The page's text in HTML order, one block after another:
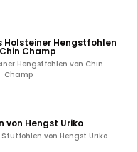
Holsteiner Hengstfohlen
Champ
Hengstfohlen von Chin
Champ
von Hengst Uriko
von Hengst Uriko